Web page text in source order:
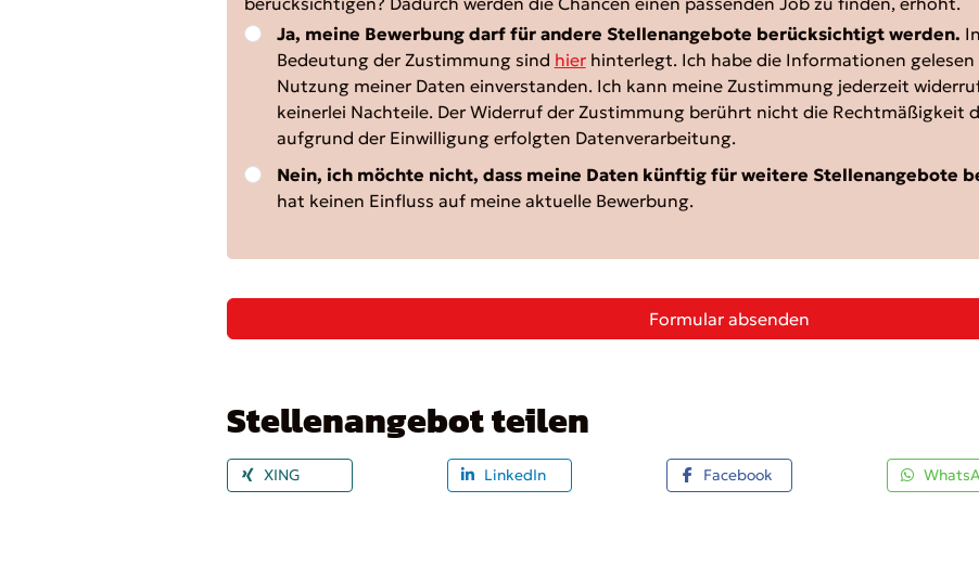
Ja, meine Bewerbung darf für andere Stellenangebote berücksichtigt werden.
Bedeutung der Zustimmung sind hierhinterlegt. Ich habe die Informationen
Nutzung meiner Daten einverstanden. Ich kann meine Zustimmung jederzeit
keinerlei Nachteile. Der Widerruf der Zustimmung berührt nicht die Rechtmäßigkeit
aufgrund der Einwilligung erfolgten Datenverarbeitung.
Nein, ich möchte nicht, dass meine Daten künftig für weitere Stellenangebote
hat keinen Einfluss auf meine aktuelle Bewerbung.
Formular absenden
Stellenangebot teilen
XING LinkedIn Facebook